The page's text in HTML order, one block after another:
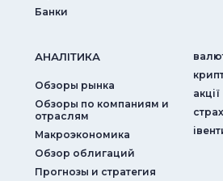
Банки
АНАЛIТИКА
Обзоры рынка
Обзоры по компаниям и
отраслям
Макроэкономика
Обзор облигаций
Прогнозы и стратегия
акції